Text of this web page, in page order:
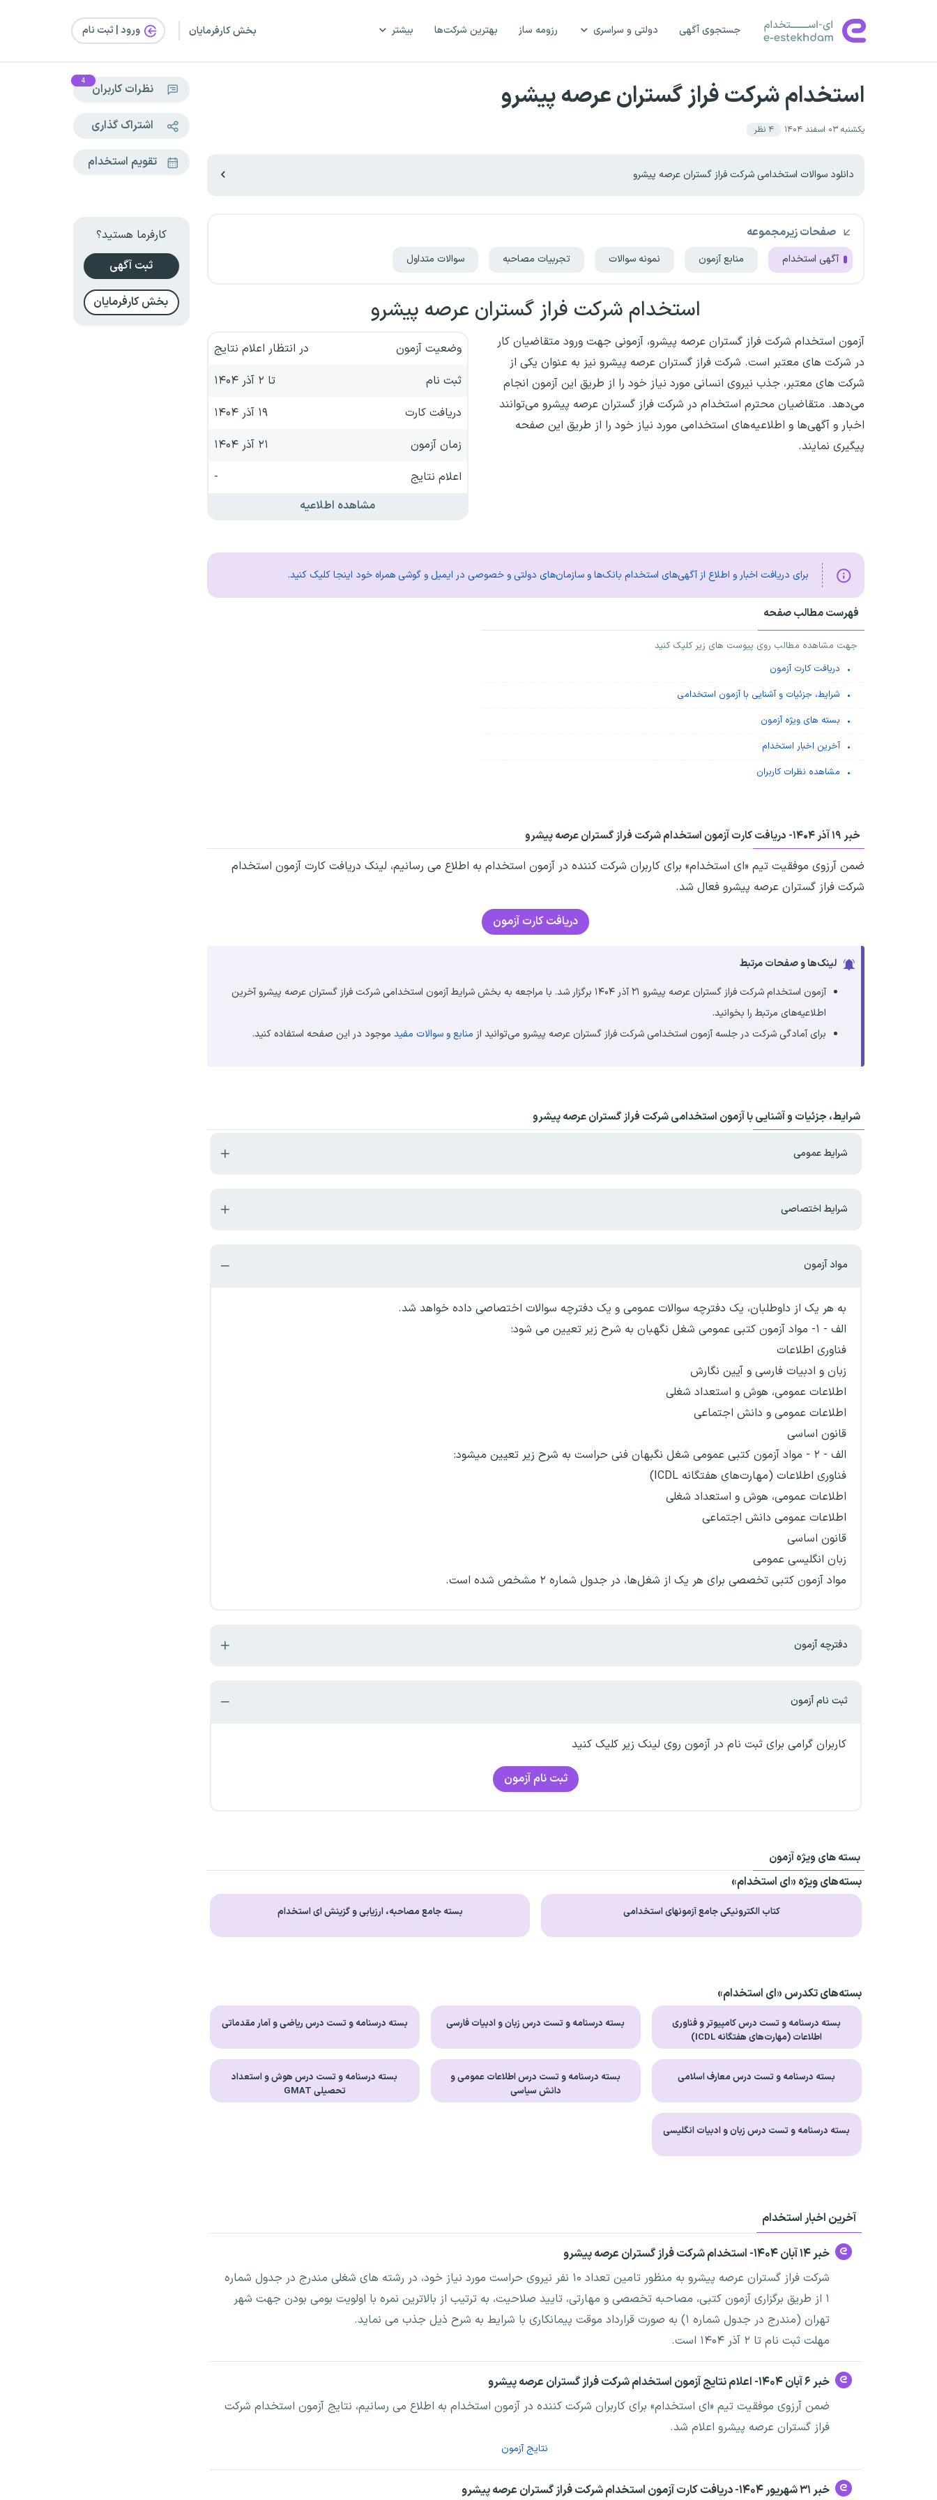
جستجوی آگهی دولتی و سراسری رزومه ساز بهترین شرکت‌ها بیشتر بخش کارفرمایان ورود | ثبت‌ نام
استخدام شرکت فراز گستران عرصه پیشرو
یکشنبه ۰۳ اسفند ۱۴۰۴ ۴ نظر
دانلود سوالات استخدامی شرکت فراز گستران عرصه پیشرو
صفحات زیرمجموعه
آگهی استخدام منابع آزمون نمونه سوالات تجربیات مصاحبه سوالات متداول
استخدام شرکت فراز گستران عرصه پیشرو
آزمون استخدام شرکت فراز گستران عرصه پیشرو، آزمونی جهت ورود متقاضیان کار
در شرکت های معتبر است. شرکت فراز گستران عرصه پیشرو نیز به عنوان یکی از
شرکت های معتبر، جذب نیروی انسانی مورد نیاز خود را از طریق این آزمون انجام
می‌دهد. متقاضیان محترم استخدام در شرکت فراز گستران عرصه پیشرو می‌توانند
اخبار و آگهی‌ها و اطلاعیه‌های استخدامی مورد نیاز خود را از طریق این صفحه
پیگیری نمایند.
وضعیت آزمون
در انتظار اعلام نتایج
ثبت نام
تا ۲ آذر ۱۴۰۴
دریافت کارت
۱۹ آذر ۱۴۰۴
زمان آزمون
۲۱ آذر ۱۴۰۴
اعلام نتایج
-
مشاهده اطلاعیه
برای دریافت اخبار و اطلاع از آگهی‌های استخدام بانک‌ها و سازمان‌های دولتی و خصوصی در ایمیل و گوشی همراه خود اینجا کلیک کنید.
فهرست مطالب صفحه
جهت مشاهده مطالب روی پیوست های زیر کلیک کنید
دریافت کارت آزمون
شرایط، جزئیات و آشنایی با آزمون استخدامی
بسته های ویژه آزمون
آخرین اخبار استخدام
مشاهده نظرات کاربران
خبر ۱۹ آذر ۱۴۰۴- دریافت کارت آزمون استخدام شرکت فراز گستران عرصه پیشرو
ضمن آرزوی موفقیت تیم «ای استخدام» برای کاربران شرکت کننده در آزمون استخدام به اطلاع می رسانیم، لینک دریافت کارت آزمون استخدام
شرکت فراز گستران عرصه پیشرو فعال شد.
دریافت کارت آزمون
لینک‌ها و صفحات مرتبط
آزمون استخدام شرکت فراز گستران عرصه پیشرو ۲۱ آذر ۱۴۰۴ برگزار شد. با مراجعه به بخش شرایط آزمون استخدامی شرکت فراز گستران عرصه پیشرو آخرین
اطلاعیه‌های مرتبط را بخوانید.
برای آمادگی شرکت در جلسه آزمون استخدامی شرکت فراز گستران عرصه پیشرو می‌توانید از منابع و سوالات مفید موجود در این صفحه استفاده کنید.
شرایط، جزئیات و آشنایی با آزمون استخدامی شرکت فراز گستران عرصه پیشرو
شرایط عمومی
شرایط اختصاصی
مواد آزمون
به هر یک از داوطلبان، یک دفترچه سوالات عمومی و یک دفترچه سوالات اختصاصی داده خواهد شد.
الف - ۱- مواد آزمون کتبی عمومی شغل نگهبان به شرح زیر تعیین می شود:
فناوری اطلاعات
زبان و ادبیات فارسی و آیین نگارش
اطلاعات عمومی، هوش و استعداد شغلی
اطلاعات عمومی و دانش اجتماعی
قانون اساسی
الف - ۲ - مواد آزمون کتبی عمومی شغل نگبهان فنی حراست به شرح زیر تعیین میشود:
فناوری اطلاعات (مهارت‌های هفتگانه ICDL)
اطلاعات عمومی، هوش و استعداد شغلی
اطلاعات عمومی دانش اجتماعی
قانون اساسی
زبان انگلیسی عمومی
مواد آزمون کتبی تخصصی برای هر یک از شغل‌ها، در جدول شماره ۲ مشخص شده است.
دفترچه آزمون
ثبت نام آزمون
کاربران گرامی برای ثبت نام در آزمون روی لینک زیر کلیک کنید
ثبت نام آزمون
بسته های ویژه آزمون
بسته‌های ویژه «ای استخدام»
کتاب الکترونیکی جامع آزمونهای استخدامی بسته جامع مصاحبه، ارزیابی و گزینش ای استخدام
بسته‌های تکدرس «ای استخدام»
بسته درسنامه و تست درس کامپیوتر و فناوری
اطلاعات (مهارت‌های هفتگانه ICDL)
بسته درسنامه و تست درس زبان و ادبیات فارسی بسته درسنامه و تست درس ریاضی و آمار مقدماتی
بسته درسنامه و تست درس معارف اسلامی
بسته درسنامه و تست درس اطلاعات عمومی و
دانش سیاسی
بسته درسنامه و تست درس هوش و استعداد
تحصیلی GMAT
بسته درسنامه و تست درس زبان و ادبیات انگلیسی
آخرین اخبار استخدام
خبر ۱۴ آبان ۱۴۰۴- استخدام شرکت فراز گستران عرصه پیشرو
شرکت فراز گستران عرصه پیشرو به منظور تامین تعداد ۱۰ نفر نیروی حراست مورد نیاز خود، در رشته های شغلی مندرج در جدول شماره
۱ از طریق برگزاری آزمون کتبی، مصاحبه تخصصی و مهارتی، تایید صلاحیت، به ترتیب از بالاترین نمره با اولویت بومی بودن جهت شهر
تهران (مندرج در جدول شماره ۱) به صورت قرارداد موقت پیمانکاری با شرایط به شرح ذیل جذب می نماید.
مهلت ثبت نام تا ۲ آذر ۱۴۰۴ است.
خبر ۶ آبان ۱۴۰۴- اعلام نتایج آزمون استخدام شرکت فراز گستران عرصه پیشرو
ضمن آرزوی موفقیت تیم «ای استخدام» برای کاربران شرکت کننده در آزمون استخدام به اطلاع می رسانیم، نتایج آزمون استخدام شرکت
فراز گستران عرصه پیشرو اعلام شد.
نتایج آزمون
خبر ۳۱ شهریور ۱۴۰۴- دریافت کارت آزمون استخدام شرکت فراز گستران عرصه پیشرو
نظرات کاربران 4
اشتراک گذاری
تقویم استخدام
کارفرما هستید؟
ثبت آگهی
بخش کارفرمایان